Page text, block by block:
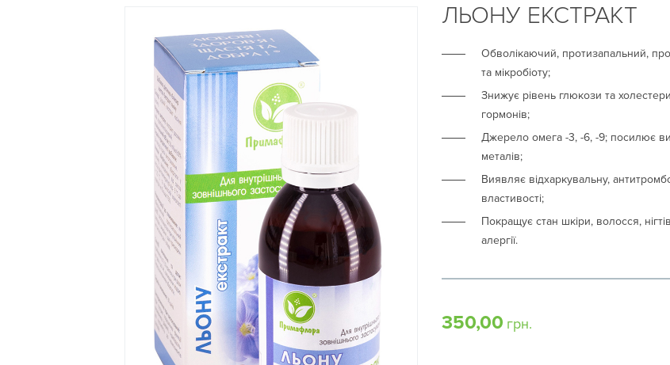
ЛЬОНУ ЕКСТРАКТ
Обволікаючий, протизапальний,
та мікробіоту;
Знижує рівень глюкози та
гормонів;
Джерело омега -3, -6, -9; посилює
металів;
Виявляє відхаркувальну,
властивості;
Покращує стан шкіри, волосся,
алергії.
350,00 грн.